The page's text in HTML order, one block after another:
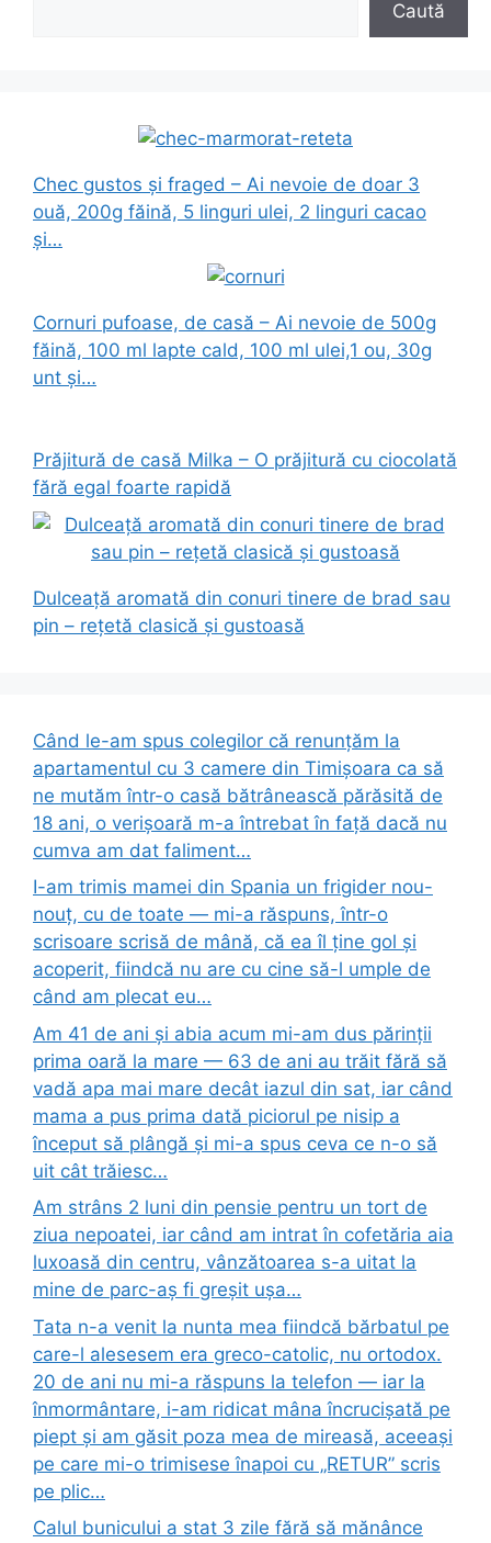
Caută
Chec gustos și fraged – Ai nevoie de doar 3
ouă, 200g făină, 5 linguri ulei, 2 linguri cacao
și…
Cornuri pufoase, de casă – Ai nevoie de 500g
făină, 100 ml lapte cald, 100 ml ulei,1 ou, 30g
unt și…
Prăjitură de casă Milka – O prăjitură cu ciocolată
fără egal foarte rapidă
Dulceață aromată din conuri tinere de brad sau
pin – rețetă clasică și gustoasă
Când le-am spus colegilor că renunțăm la
apartamentul cu 3 camere din Timișoara ca să
ne mutăm într-o casă bătrânească părăsită de
18 ani, o verișoară m-a întrebat în față dacă nu
cumva am dat faliment…
I-am trimis mamei din Spania un frigider nou-
nouț, cu de toate — mi-a răspuns, într-o
scrisoare scrisă de mână, că ea îl ține gol și
acoperit, fiindcă nu are cu cine să-l umple de
când am plecat eu…
Am 41 de ani și abia acum mi-am dus părinții
prima oară la mare — 63 de ani au trăit fără să
vadă apa mai mare decât iazul din sat, iar când
mama a pus prima dată piciorul pe nisip a
început să plângă și mi-a spus ceva ce n-o să
uit cât trăiesc…
Am strâns 2 luni din pensie pentru un tort de
ziua nepoatei, iar când am intrat în cofetăria aia
luxoasă din centru, vânzătoarea s-a uitat la
mine de parc-aș fi greșit ușa…
Tata n-a venit la nunta mea fiindcă bărbatul pe
care-l alesesem era greco-catolic, nu ortodox.
20 de ani nu mi-a răspuns la telefon — iar la
înmormântare, i-am ridicat mâna încrucișată pe
piept și am găsit poza mea de mireasă, aceeași
pe care mi-o trimisese înapoi cu „RETUR” scris
pe plic…
Calul bunicului a stat 3 zile fără să mănânce